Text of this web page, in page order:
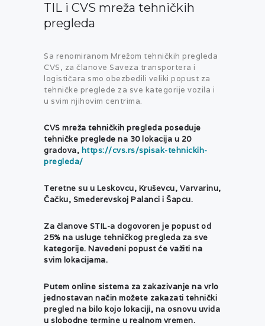
TIL i CVS mreža tehničkih
pregleda
Sa renomiranom Mrežom tehničkih pregleda
CVS, za članove Saveza transportera i
logističara smo obezbedili veliki popust za
tehničke preglede za sve kategorije vozila i
u svim njihovim centrima.
CVS mreža tehničkih pregleda poseduje
tehničke preglede na 30 lokacija u 20
gradova, https://cvs.rs/spisak-tehnickih-
pregleda/
Teretne su u Leskovcu, Kruševcu, Varvarinu,
Čačku, Smederevskoj Palanci i Šapcu.
Za članove STIL-a dogovoren je popust od
25% na usluge tehničkog pregleda za sve
kategorije. Navedeni popust će važiti na
svim lokacijama.
Putem online sistema za zakazivanje na vrlo
jednostavan način možete zakazati tehnički
pregled na bilo kojo lokaciji, na osnovu uvida
u slobodne termine u realnom vremen.